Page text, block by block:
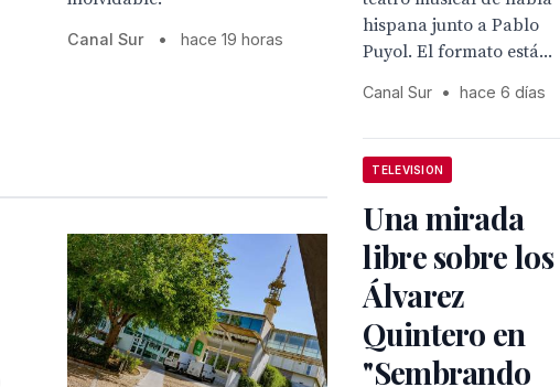
Canal Sur • hace 19 horas
hispana junto a Pablo
Puyol. El formato está...
Canal Sur • hace 6 días
TELEVISION
Una mirada
libre sobre los
Álvarez
Quintero en
"Sembrando